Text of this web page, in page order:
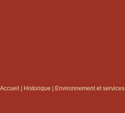
Accueil Historique Environnement et services